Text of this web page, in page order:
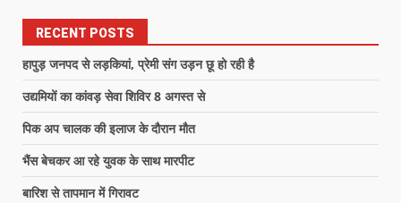
RECENT POSTS
हापुड़ जनपद से लड़कियां, प्रेमी संग उड़न छू हो रही है
उद्यमियों का कांवड़ सेवा शिविर 8 अगस्त से
पिक अप चालक की इलाज के दौरान मौत
भैंस बेचकर आ रहे युवक के साथ मारपीट
बारिश से तापमान में गिरावट